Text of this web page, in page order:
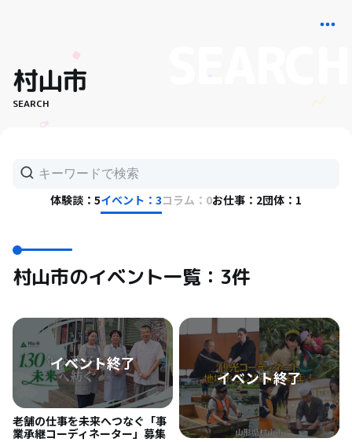
村山市
SEARCH
体験談：5イベント：3コラム：0お仕事：2団体：1
村山市のイベント一覧：3件
老舗の仕事を未来へつなぐ「事
業承継コーディネーター」募集